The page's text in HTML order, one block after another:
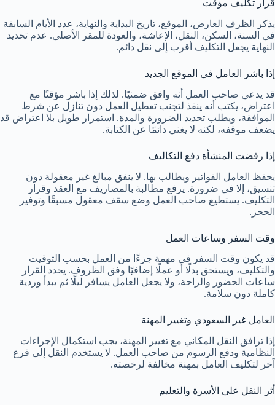
قرار تكليف مؤقت
يذكر الظرف العارض، الموقع، تاريخ البداية والنهاية، عدد الأيام السابقة
في السنة، السكن، النقل، الإعاشة، والعودة للمقر الأصلي. عدم تحديد
النهاية يجعل التكليف أقرب إلى نقل دائم.
إذا باشر العامل في الموقع الجديد
قد يدعي صاحب العمل أنه وافق ضمنيًا. لذلك إذا باشر مؤقتًا مع
اعتراض، يكتب أنه ينفذ لتجنب تعطيل العمل دون تنازل عن شرط
الموافقة، ويطلب تحديد الضرورة والمدة. استمرار طويل بلا اعتراض قد
يضعف موقفه، لكنه لا يغني دائمًا عن الكتابة.
إذا رفضت المنشأة دفع التكاليف
يحفظ العامل الفواتير ويطالب بها. لا ينفق مبالغ غير معقولة دون
تنسيق، إلا في ضرورة. يرفع مطالبة بالمصاريف مع العقد وقرار
التكليف. يستطيع صاحب العمل وضع سقف معقول مسبقًا وتوفير
الحجز.
وقت السفر وساعات العمل
قد يكون وقت السفر في مهمة جزءًا من العمل بحسب التوقيت
والتكليف، ويستحق بدلًا أو عملًا إضافيًا وفق الظروف. يحدد القرار
ساعات الحضور والراحة، ولا يجعل العامل يسافر ليلًا ثم يبدأ وردية
كاملة دون سلامة.
العامل غير السعودي وتغيير المهنة
إذا ترافق النقل المكاني مع تغيير المهنة، يجب استكمال الإجراءات
النظامية ودفع الرسوم من صاحب العمل. لا يستخدم النقل إلى فرع
آخر لتكليف العامل بمهنة مخالفة لرخصته.
أثر النقل على الأسرة والتعليم